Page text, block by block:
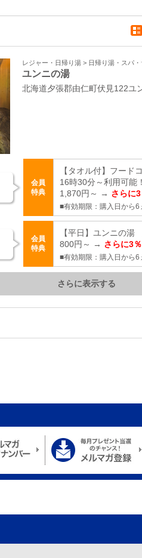
レジャー・日帰り湯 > 日帰り湯・スパ・
ユンニの湯
北海道夕張郡由仁町伏見122ユ
会員
特典
【タオル付】フー
16時30分～利用可能！
1,870円～ → さらに
■有効期限：購入日から6
会員
特典
【平日】ユンニの湯
800円～ → さらに3
■有効期限：購入日から6
さらに表示する